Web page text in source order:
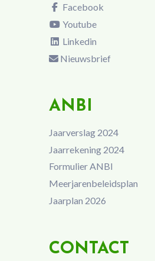
Facebook
Youtube
Linkedin
Nieuwsbrief
ANBI
Jaarverslag 2024
Jaarrekening 2024
Formulier ANBI
Meerjarenbeleidsplan
Jaarplan 2026
CONTACT